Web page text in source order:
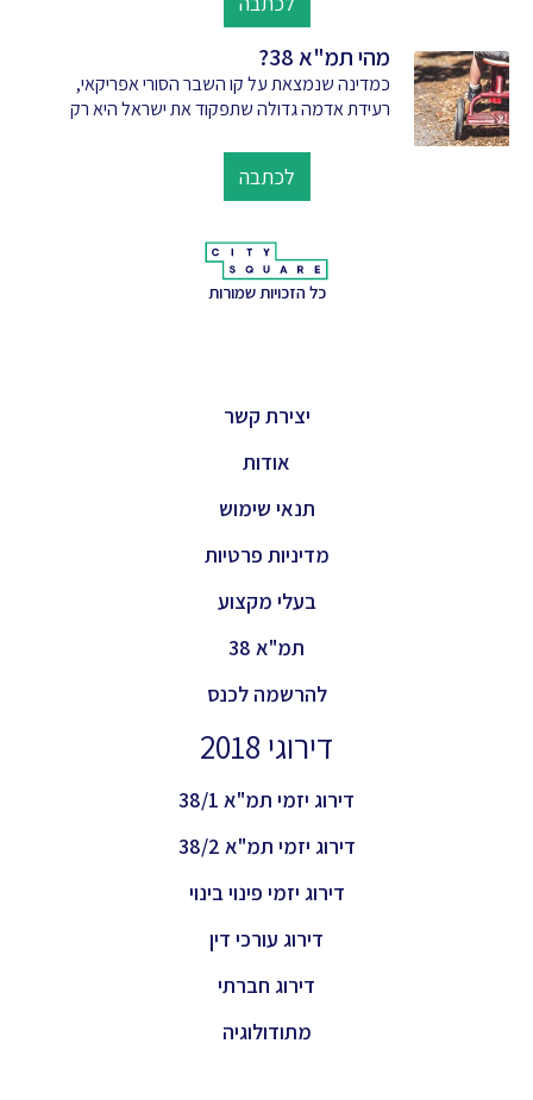
מהי תמ"א 38?
כמדינה שנמצאת על קו השבר הסורי אפריקאי,
רעידת אדמה גדולה שתפקוד את ישראל היא רק
לכתבה
כל הזכויות שמורות
יצירת קשר
אודות
תנאי שימוש
מדיניות פרטיות
בעלי מקצוע
תמ"א 38
להרשמה לכנס
דירוגי 2018
דירוג יזמי תמ"א 38/1
דירוג יזמי תמ"א 38/2
דירוג יזמי פינוי בינוי
דירוג עורכי דין
דירוג חברתי
מתודולוגיה